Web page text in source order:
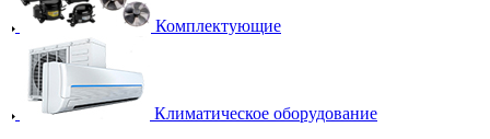
Комплектующие
Климатическое оборудование